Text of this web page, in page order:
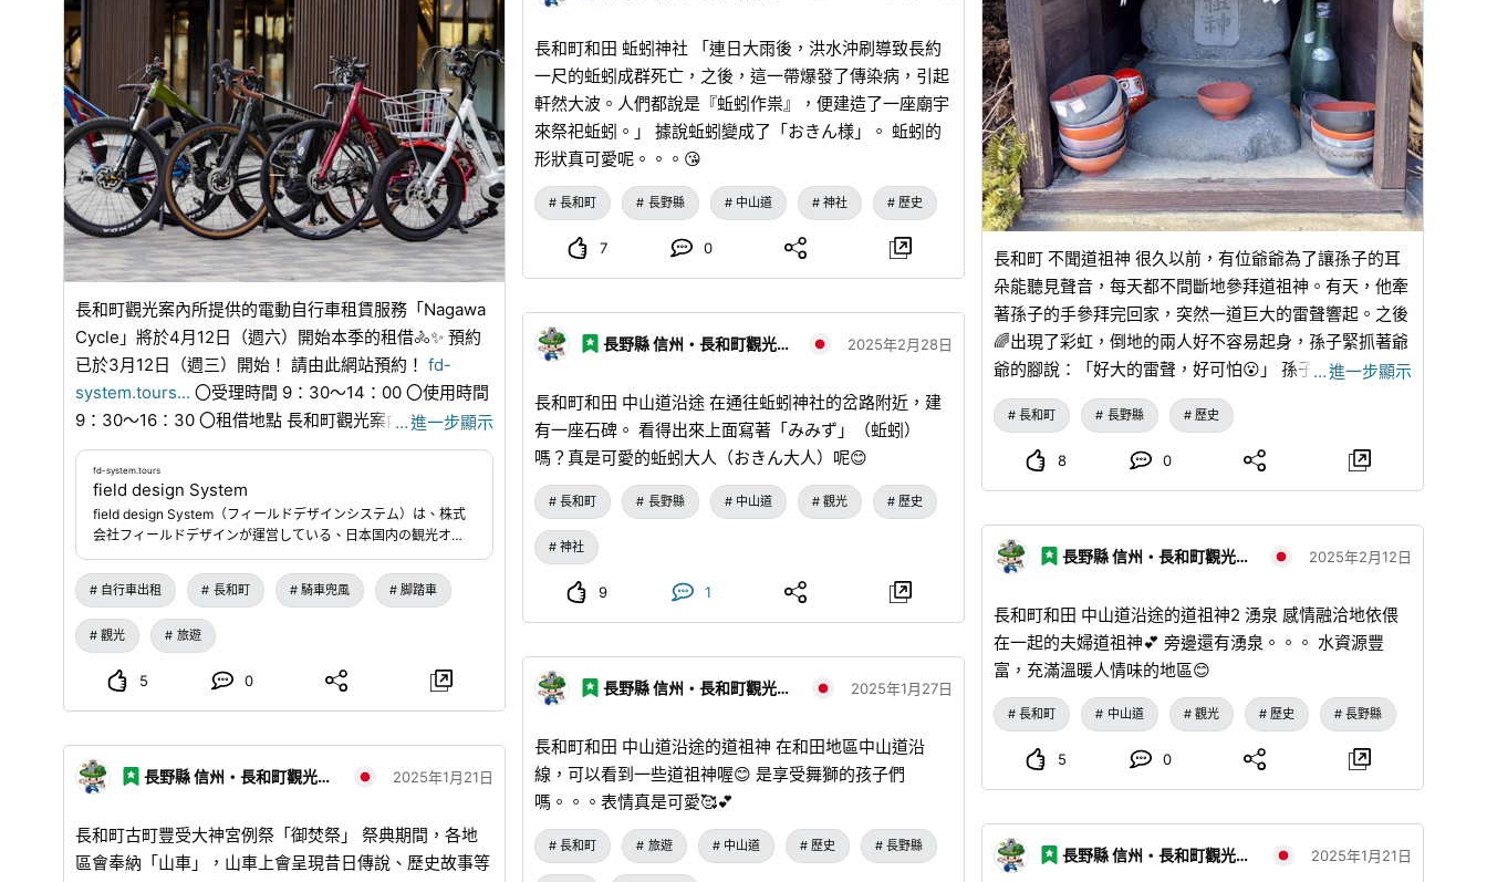
長和町 不聞道祖神 很久以前，有位爺爺為了讓孫子的耳
朵能聽見聲音，每天都不間斷地參拜道祖神。有天，他牽
著孫子的手參拜完回家，突然一道巨大的雷聲響起。之後
🌈出現了彩虹，倒地的兩人好不容易起身，孫子緊抓著爺
爺的腳說：「好大的雷聲，好可怕😮」 孫子的耳朵終於
能聽見聲音了，爺爺高興得跳了起來，並供奉了家傳的碗
👏 當時，因為有使用相反詞的習慣，所以被稱為「不聞
道祖神」。 真是個令人感動的古老故事呢。。😊🌈
…進一步顯示
長和町 長野縣 歷史
8 0
長和町觀光案內所提供的電動自行車租賃服務「Nagawa
Cycle」將於4月12日（週六）開始本季的租借🚴✨ 預約
已於3月12日（週三）開始！ 請由此網站預約！ fd-
system.tours...
9：30～16：30 〇租借地點 長和町觀光案內所（長野縣
小縣郡長和町古町2424-19）
…進一步顯示
fd-system.tours
field design System
field design System（フィールドデザインシステム）は、株式
会社フィールドデザインが運営している、日本国内の観光オプ
ショナルツアー・体験プログラムの検索・予約サイトです。
自行車出租 長和町 騎車兜風 脚踏車
觀光 旅遊
5 0
長和町和田 蚯蚓神社 「連日大雨後，洪水沖刷導致長約
一尺的蚯蚓成群死亡，之後，這一帶爆發了傳染病，引起
軒然大波。人們都說是『蚯蚓作祟』，便建造了一座廟宇
來祭祀蚯蚓。」 據說蚯蚓變成了「おきん様」。 蚯蚓的
形狀真可愛呢。。。😘
長和町 長野縣 中山道 神社 歷史
7 0
長野縣 信州・長和町觀光協會 2025年2月28日
長和町和田 中山道沿途 在通往蚯蚓神社的岔路附近，建
有一座石碑。 看得出來上面寫著「みみず」（蚯蚓）
嗎？真是可愛的蚯蚓大人（おきん大人）呢😊
長和町 長野縣 中山道 觀光 歷史
神社
9 1
長野縣 信州・長和町觀光協會 2025年2月12日
長和町和田 中山道沿途的道祖神2 湧泉 感情融洽地依偎
在一起的夫婦道祖神💕 旁邊還有湧泉。。。 水資源豐
富，充滿溫暖人情味的地區😊
長和町 中山道 觀光 歷史 長野縣
5 0
長野縣 信州・長和町觀光協會 2025年1月27日
長和町和田 中山道沿途的道祖神 在和田地區中山道沿
線，可以看到一些道祖神喔😊 是享受舞獅的孩子們
嗎。。。表情真是可愛🥰💕
長和町 旅遊 中山道 歷史 長野縣
長野縣 信州・長和町觀光協會 2025年1月21日
長和町古町豐受大神宮例祭「御焚祭」 祭典期間，各地
區會奉納「山車」，山車上會呈現昔日傳說、歷史故事等
長野縣 信州・長和町觀光協會 2025年1月21日